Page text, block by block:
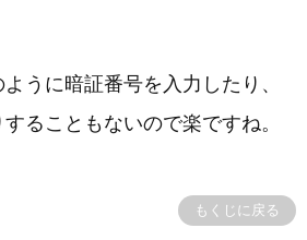
うに暗証番号を入力したり、
ることもないので楽ですね。
もくじに戻る